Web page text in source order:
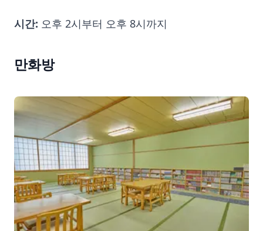
시간: 오후 2시부터 오후 8시까지
만화방